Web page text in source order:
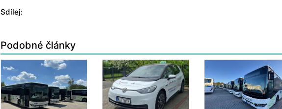
Sdílej:
Podobné články